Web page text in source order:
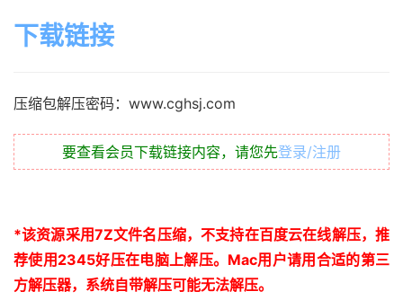
下载链接
压缩包解压密码：www.cghsj.com
要查看会员下载链接内容，请您先登录/注册
*该资源采用7Z文件名压缩，不支持在百度云在线解压，推
荐使用2345好压在电脑上解压。 Mac用户请用合适的第三
方解压器，系统自带解压可能无法解压。